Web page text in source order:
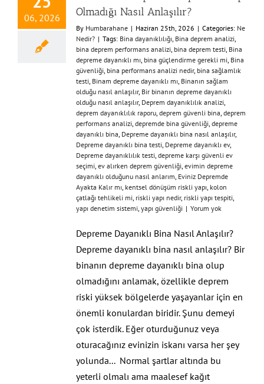
06, 2026
Olmadığı Nasıl Anlaşılır?
By Humbarahane | Haziran 25th, 2026 | Categories: Ne
Nedir? | Tags: Bina dayanıklılığı Bina deprem analizi
bina deprem performans analizi bina deprem testi Bina
depreme dayanıklı mı bina güçlendirme gerekli mi Bina
güvenliği bina performans analizi nedir, bina sağlamlık
testi Binam depreme dayanıklı mı Binanın sağlam
olduğu nasıl anlaşılır, Bir binanın depreme dayanıklı
olduğu nasıl anlaşılır, Deprem dayanıklılık analizi
deprem dayanıklılık raporu deprem güvenli bina deprem
performans analizi depremde bina güvenliği depreme
dayanıklı bina Depreme dayanıklı bina nasıl anlaşılır,
Depreme dayanıklı bina testi Depreme dayanıklı ev,
Depreme dayanıklılık testi depreme karşı güvenli ev
seçimi ev alırken deprem güvenliği evimin depreme
dayanıklı olduğunu nasıl anlarım Eviniz Depremde
Ayakta Kalır mı kentsel dönüşüm riskli yapı kolon
çatlağı tehlikeli mi riskli yapı nedir, riskli yapı tespiti
yapı denetim sistemi yapı güvenliği | Yorum yok
Depreme Dayanıklı Bina Nasıl Anlaşılır?
Depreme dayanıklı bina nasıl anlaşılır? Bir
binanın depreme dayanıklı bina olup
olmadığını anlamak, özellikle deprem
riski yüksek bölgelerde yaşayanlar için en
önemli konulardan biridir. Şunu demeyi
çok isterdik. Eğer oturduğunuz veya
oturacağınız evinizin iskanı varsa her şey
yolunda... Normal şartlar altında bu
yeterli olmalı ama maalesef kağıt